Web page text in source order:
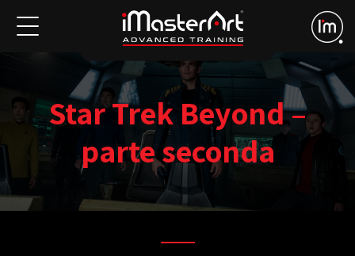
Star Trek Beyond –
parte seconda